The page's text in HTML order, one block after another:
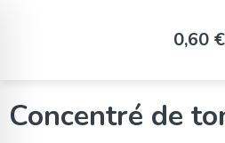
Concentré de
0,60 €